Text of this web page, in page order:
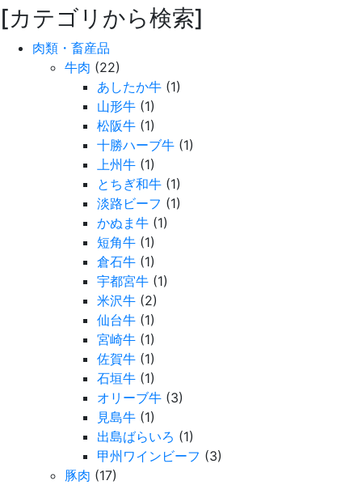
[カテゴリから検索]
肉類・畜産品
牛肉 (22)
あしたか牛 (1)
山形牛 (1)
松阪牛 (1)
十勝ハーブ牛 (1)
上州牛 (1)
とちぎ和牛 (1)
淡路ビーフ (1)
かぬま牛 (1)
短角牛 (1)
倉石牛 (1)
宇都宮牛 (1)
米沢牛 (2)
仙台牛 (1)
宮崎牛 (1)
佐賀牛 (1)
石垣牛 (1)
オリーブ牛 (3)
見島牛 (1)
出島ばらいろ (1)
甲州ワインビーフ (3)
豚肉 (17)